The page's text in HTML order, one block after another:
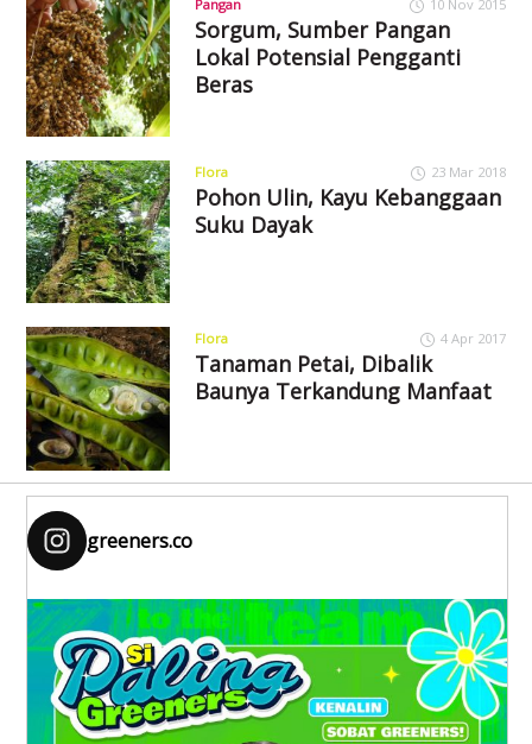
Pangan 10 Nov 2015
Sorgum, Sumber Pangan
Lokal Potensial Pengganti
Beras
Flora 23 Mar 2018
Pohon Ulin, Kayu Kebanggaan
Suku Dayak
Flora 4 Apr 2017
Tanaman Petai, Dibalik
Baunya Terkandung Manfaat
greeners.co